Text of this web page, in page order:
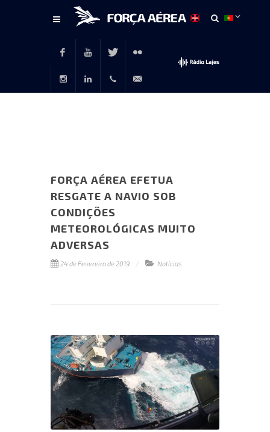
FacebookYoutubeTwitter Flickr
FORÇA AÉREA EFETUA
RESGATE A NAVIO SOB
CONDIÇÕES
METEOROLÓGICAS MUITO
ADVERSAS
24 de Fevereiro de 2019 Notícias